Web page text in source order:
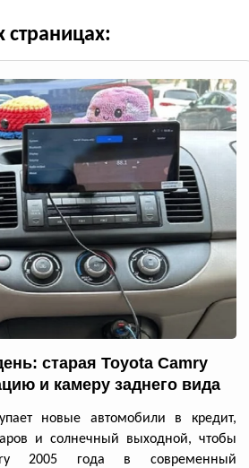
страницах:
старая Toyota Camry
и камеру заднего вида
новые автомобили в кредит,
и солнечный выходной, чтобы
2005 года в современный